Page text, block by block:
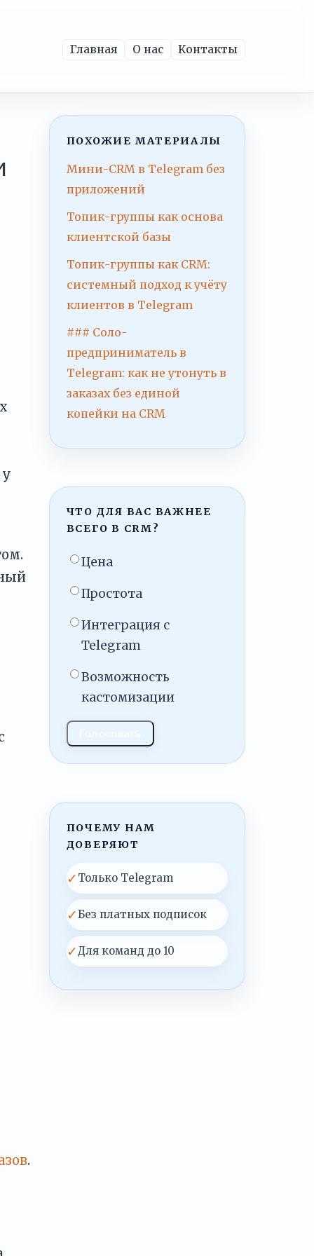
Главная О нас Контакты
.
ПОХОЖИЕ МАТЕРИАЛЫ
Мини-CRM в Telegram без
приложений
Топик-группы как основа
клиентской базы
Топик-группы как CRM:
системный подход к учёту
клиентов в Telegram
### Соло-
предприниматель в
Telegram: как не утонуть в
заказах без единой
копейки на CRM
ЧТО ДЛЯ ВАС ВАЖНЕЕ
ВСЕГО В CRM?
Цена
Простота
Интеграция с
Telegram
Возможность
кастомизации
ПОЧЕМУ НАМ
ДОВЕРЯЮТ
✓ Только Telegram
✓Без платных подписок
✓Для команд до 10